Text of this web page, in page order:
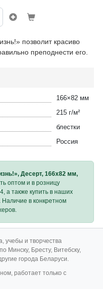
позволит красиво
преподнести его.
166×82 мм
215 г/м²
блестки
Россия
Десерт, 166х82 мм,
оптом и в розницу
а также купить в наших
. Наличие в конкретном
учебы и творчества
Минску, Бресту, Витебску,
города Беларуси.
работает только с